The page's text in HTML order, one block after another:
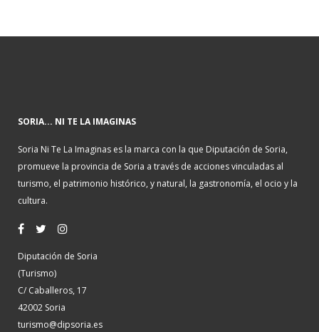
SORIA... NI TE LA IMAGINAS
Soria Ni Te La Imaginas es la marca con la que Diputación de Soria,
promueve la provincia de Soria a través de acciones vinculadas al
turismo, el patrimonio histórico, y natural, la gastronomía, el ocio y la
cultura.
Diputación de Soria
(Turismo)
C/ Caballeros, 17
42002 Soria
turismo@dipsoria.es